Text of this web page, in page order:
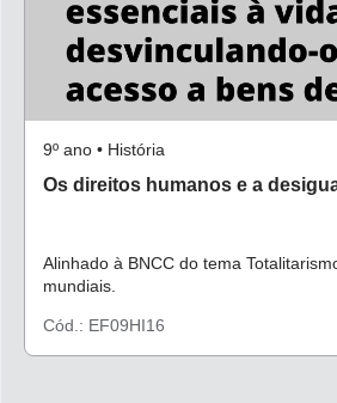
9º ano • História
Os direitos humanos e a
Alinhado à BNCC do tema
mundiais.
Cód.: EF09HI16